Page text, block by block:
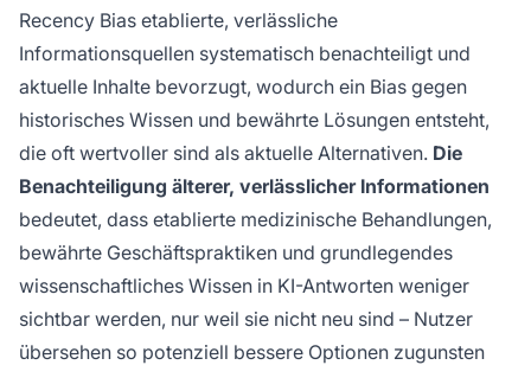
Recency Bias etablierte, verlässliche
Informationsquellen systematisch benachteiligt und
aktuelle Inhalte bevorzugt, wodurch ein Bias gegen
historisches Wissen und bewährte Lösungen entsteht,
die oft wertvoller sind als aktuelle Alternativen. Die
Benachteiligung älterer, verlässlicher Informationen
bedeutet, dass etablierte medizinische Behandlungen,
bewährte Geschäftspraktiken und grundlegendes
wissenschaftliches Wissen in KI-Antworten weniger
sichtbar werden, nur weil sie nicht neu sind – Nutzer
übersehen so potenziell bessere Optionen zugunsten